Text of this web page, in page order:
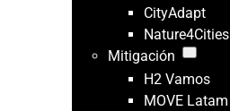
CityAdapt
Nature4Cities
Mitigación
H2 Vamos
MOVE Latam